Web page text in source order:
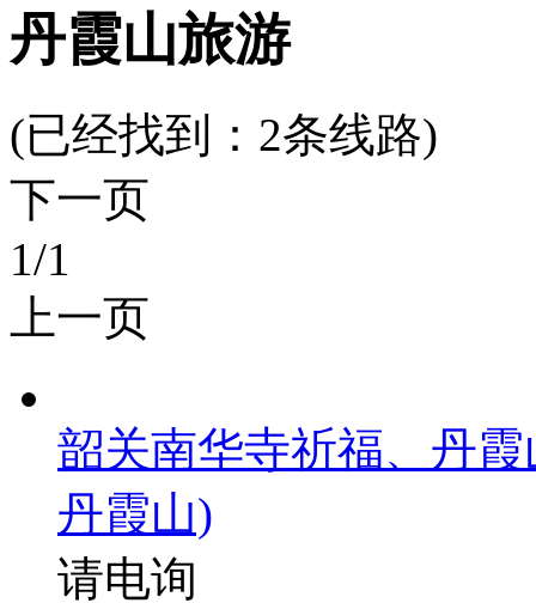
丹霞山旅游
(已经找到： 2条线路)
下一页
1/1
上一页